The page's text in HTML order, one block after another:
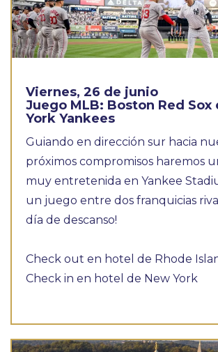
Viernes, 26 de junio
Juego MLB: Boston Red Sox
York Yankees
Guiando en dirección sur hacia
próximos compromisos haremos
muy entretenida en Yankee
un juego entre dos franquicias
día de descanso!
Check out en hotel de Rhode
Check in en hotel de New York